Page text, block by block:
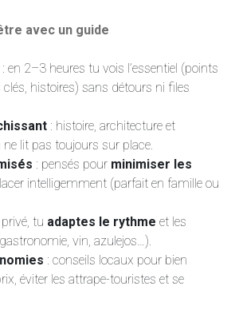
avec un guide
: en 2–3 heures tu vois l’essentiel (points
clés, histoires) sans détours ni files
: histoire, architecture et
ne lit pas toujours sur place.
: pensés pour minimiser les
intelligemment (parfait en famille ou
privé, tu adaptes le rythme et les
vin, azulejos…).
: conseils locaux pour bien
éviter les attrape-touristes et se